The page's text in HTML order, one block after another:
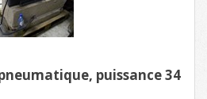
puissance 34